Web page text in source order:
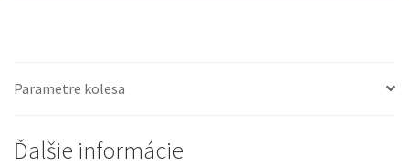
Parametre kolesa
Ďalšie informácie